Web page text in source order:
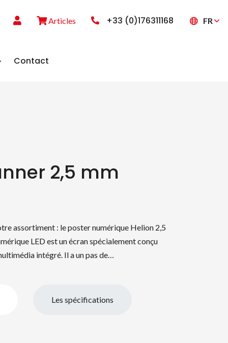
Articles +33 (0)176311168 FR
Contact
2,5 mm
assortiment : le poster numérique Helion 2,5
LED est un écran spécialement conçu
intégré. Il a un pas de…
Les spécifications